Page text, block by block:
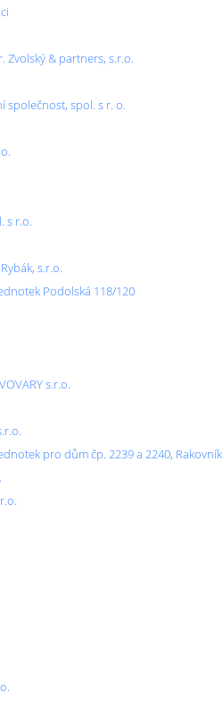
Zvolský & partners, s.r.o.
společnost, spol. s r. o.
s r.o.
s.r.o.
Podolská 118/120
s.r.o.
pro dům čp. 2239 a 2240, Rakovník